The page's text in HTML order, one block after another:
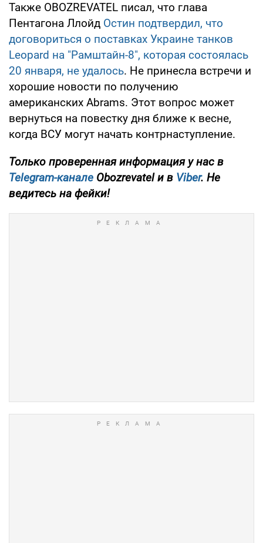
Также OBOZREVATEL писал, что глава
Пентагона Ллойд Остин подтвердил, что
договориться о поставках Украине танков
Leopard на "Рамштайн-8", которая состоялась
20 января, не удалось. Не принесла встречи и
хорошие новости по получению
американских Abrams. Этот вопрос может
вернуться на повестку дня ближе к весне,
когда ВСУ могут начать контрнаступление.
Только проверенная информация у нас в
Telegram-канале Obozrevatel и в Viber. Не
ведитесь на фейки!